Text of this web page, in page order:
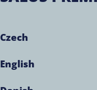
Czech
English